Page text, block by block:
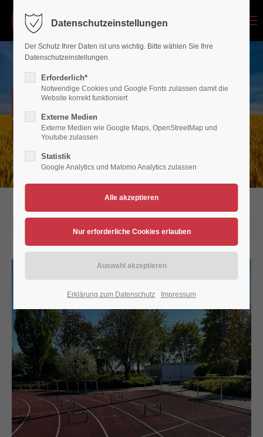
Login
Benutzername
Anmelden
Support
24h/ 365days
We offer support for our customers
Mon - Fri 8:00am - 5:00pm(GMT +1)
Get in touch
Cybersteel Inc.
376-293 City Road, Suite 600
NEWSARCHIV
Verein für Bewegungsspiele 1936/45 Polch/Maifeld e.V.
22.04.2026 10:08
Datenschutzeinstellungen
Der Schutz Ihrer Daten ist uns wichtig. Bitte wählen Sie Ihre
Datenschutzeinstellungen.
Erforderlich*
Notwendige Cookies und Google Fonts zulassen damit die
Website korrekt funktioniert
Externe Medien
Externe Medien wie Google Maps, OpenStreetMap und
Youtube zulassen
Statistik
Google Analytics und Matomo Analytics zulassen
Erklärung zum Datenschutz Impressum